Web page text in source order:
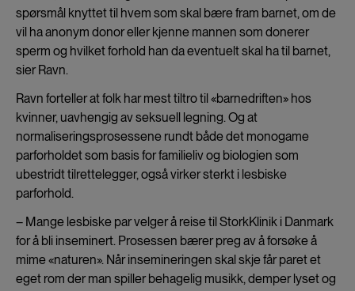
spørsmål knyttet til hvem som skal bære fram barnet, om de
vil ha anonym donor eller kjenne mannen som donerer
sperm og hvilket forhold han da eventuelt skal ha til barnet,
sier Ravn.
Ravn forteller at folk har mest tiltro til «barnedriften» hos
kvinner, uavhengig av seksuell legning. Og at
normaliseringsprosessene rundt både det monogame
parforholdet som basis for familieliv og biologien som
ubestridt tilrettelegger, også virker sterkt i lesbiske
parforhold.
– Mange lesbiske par velger å reise til StorkKlinik i Danmark
for å bli inseminert. Prosessen bærer preg av å forsøke å
mime «naturen». Når insemineringen skal skje får paret et
eget rom der man spiller behagelig musikk, demper lyset og